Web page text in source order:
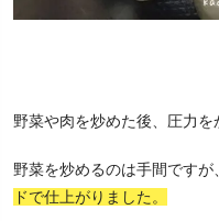
野菜や肉を炒めた後、圧力を
野菜を炒めるのは手間ですが、
ドで仕上がりました。